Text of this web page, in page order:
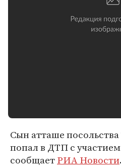
Сын атташе
попал в ДТП с
сообщаетРИА Новости.